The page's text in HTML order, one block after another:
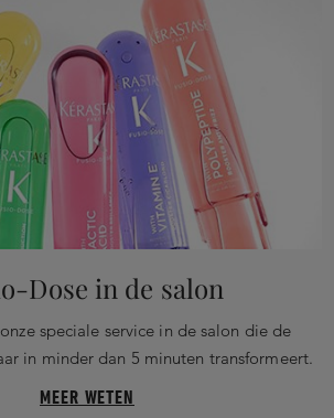
haar van binnenuit te herstellen.
Riche Chroma Respect + Masque
Bain Chroma Respect + Masque Chroma
Bain Riche Chroma Respect + Soin Acide
Chroma Filler
Dose in de salon
speciale service in de salon die de
in minder dan 5 minuten transformeert.
MEER WETEN